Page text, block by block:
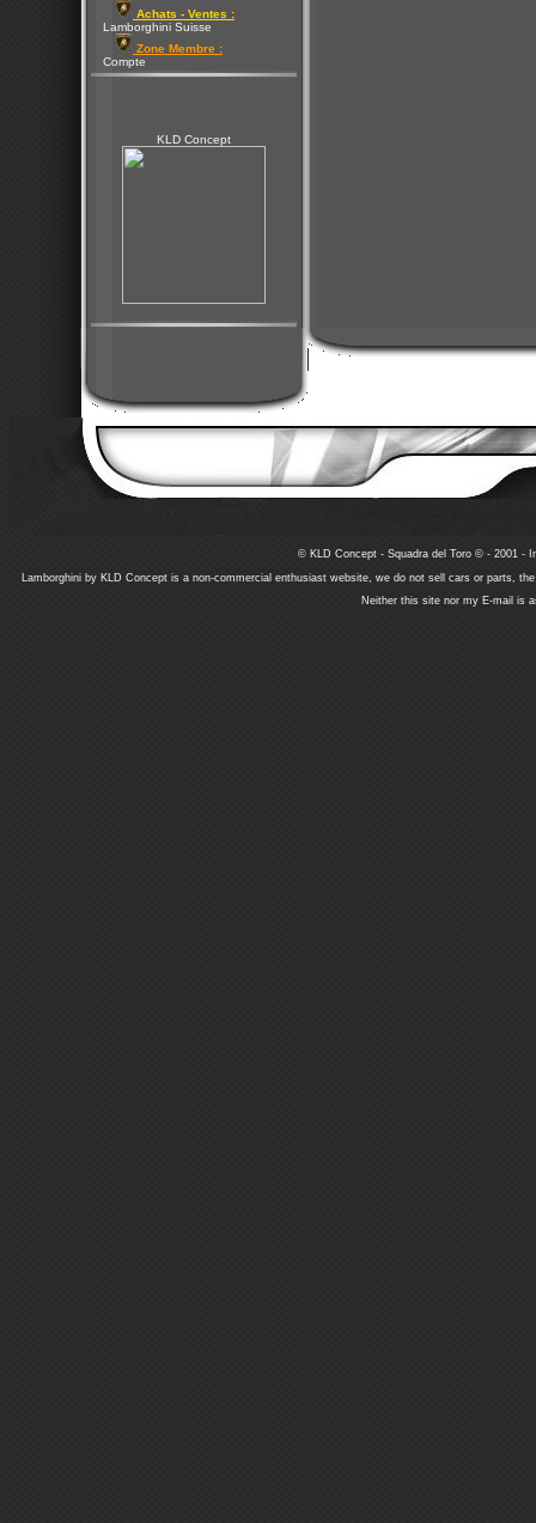
Achats - Ventes :
Lamborghini Suisse
Zone Membre :
Compte
KLD Concept
© KLD Concept - Squadra del Toro © - 2001 -
Lamborghini by KLD Concept is a non-commercial enthusiast website, we do not sell cars or parts,
Neither this site nor my E-mail is